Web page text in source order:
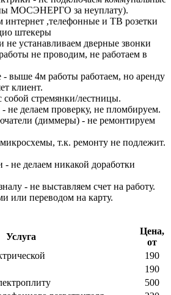
МОСЭНЕРГО за неуплату).
интернет ,телефонные и ТВ розетки
штекеры
не устанавливаем дверные звонки
не проводим, не работаем в
- выше 4м работы работаем, но аренду
клиент.
собой стремянки/лестницы.
не делаем проверку, не пломбируем.
(диммеры) - не ремонтируем
т.к. ремонту не подлежит.
- не делаем никакой доработки
- не выставляем счет на работу.
или переводом на карту.
Услуга
Цена,
от
190
190
500